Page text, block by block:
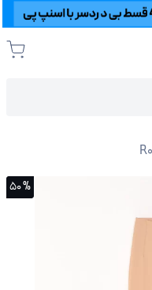
% 50
% 50